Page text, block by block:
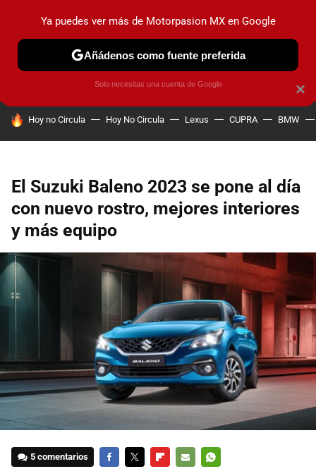
PRUEBAS INDUSTRIA HOY NO CIRCULA
HOY SE HABLA DE
Hoy no Circula Hoy No Circula Lexus CUPRA BMW
El Suzuki Baleno 2023 se pone al día
con nuevo rostro, mejores interiores
y más equipo
5 comentarios
×
Ya puedes ver más de Motorpasion MX en Google
Añádenos como fuente preferida
Solo necesitas una cuenta de Google